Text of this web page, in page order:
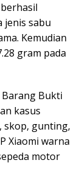
jenis sabu
Kemudian
gram pada
Bukti
kasus
skop, gunting,
Xiaomi warna
motor